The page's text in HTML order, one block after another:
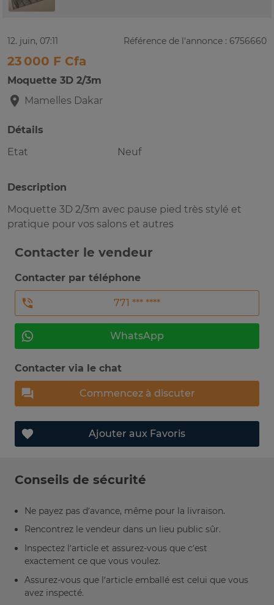
12. juin, 07:11 Référence de l'annonce : 6756660
23 000 F Cfa
Moquette 3D 2/3m
Mamelles Dakar
Détails
Etat
Neuf
Description
Moquette 3D 2/3m avec pause pied très stylé et
pratique pour vos salons et autres
Contacter le vendeur
Contacter par téléphone
771 *** ****
WhatsApp
Contacter via le chat
Commencez à discuter
Ajouter aux Favoris
Conseils de sécurité
Ne payez pas d’avance, même pour la livraison.
Rencontrez le vendeur dans un lieu public sûr.
Inspectez l’article et assurez-vous que c’est
exactement ce que vous voulez.
Assurez-vous que l’article emballé est celui que vous
avez inspecté.